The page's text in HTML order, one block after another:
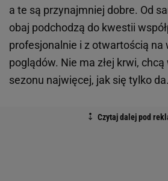
a te są przynajmniej dobre. Od
obaj podchodzą do kwestii
profesjonalnie i z otwartością na
poglądów. Nie ma złej krwi,
sezonu najwięcej, jak się tylko da.